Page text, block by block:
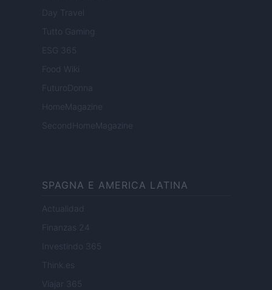
Day Travel
Tutto Gaming
ESG 365
Food Wiki
FuturoDonna
HomeMagazine
SecondHomeMagazine
SPAGNA E AMERICA LATINA
Actualidad
Finanzas 24
Investindo 365
Think.es
Viajar 365